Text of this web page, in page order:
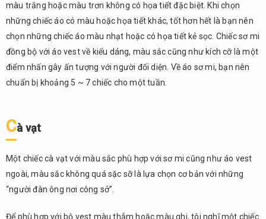
màu trắng hoặc màu trơn không có họa tiết đặc biệt. Khi chọn
những chiếc áo có màu hoặc họa tiết khác, tốt hơn hết là bạn nên
chọn những chiếc áo màu nhạt hoặc có họa tiết kẻ sọc. Chiếc sơ mi
đồng bộ với áo vest về kiểu dáng, màu sắc cũng như kích cỡ là một
điểm nhấn gây ấn tượng với người đối diện. Về áo sơ mi, bạn nên
chuẩn bị khoảng 5 ~ 7 chiếc cho một tuần.
Cà vạt
Một chiếc cà vạt với màu sắc phù hợp với sơ mi cũng như áo vest
ngoài, màu sắc không quá sặc sỡ là lựa chọn cơ bản với những
“người đàn ông nơi công sở”.
Để phù hợp với bộ vest màu thẫm hoặc màu ghi, tôi nghĩ một chiếc